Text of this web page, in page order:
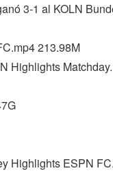
3-1 al KOLN
213.98M
Highlights
Highlights ESPN